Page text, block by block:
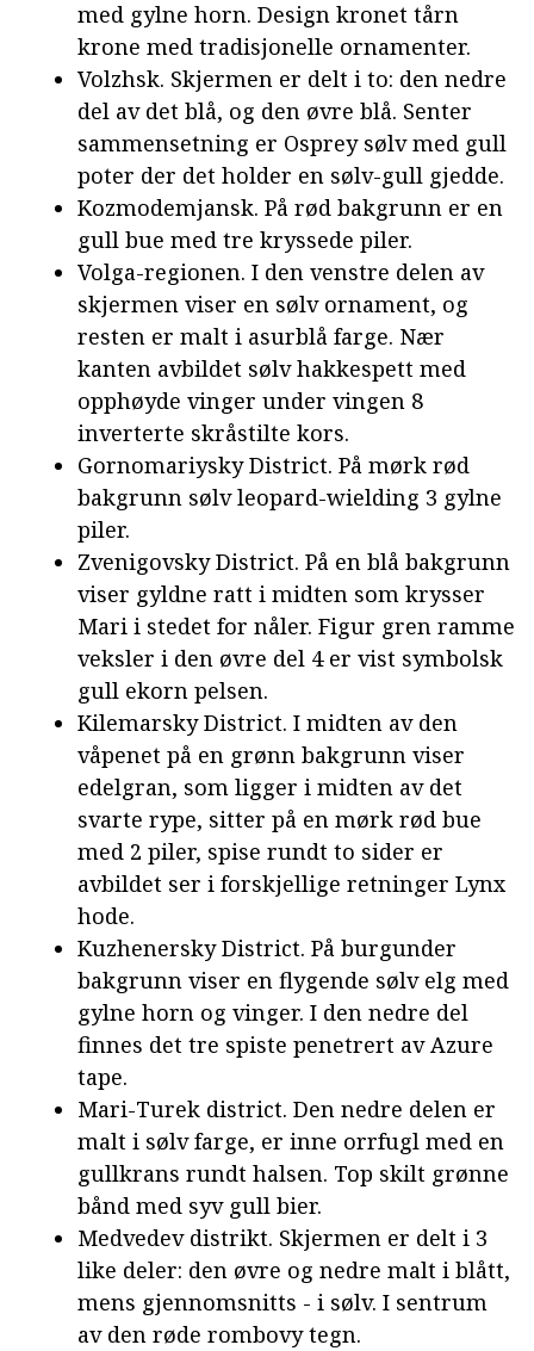
med gylne horn. Design kronet tårn
krone med tradisjonelle ornamenter.
Volzhsk. Skjermen er delt i to: den nedre
del av det blå, og den øvre blå. Senter
sammensetning er Osprey sølv med gull
poter der det holder en sølv-gull gjedde.
Kozmodemjansk. På rød bakgrunn er en
gull bue med tre kryssede piler.
Volga-regionen. I den venstre delen av
skjermen viser en sølv ornament, og
resten er malt i asurblå farge. Nær
kanten avbildet sølv hakkespett med
opphøyde vinger under vingen 8
inverterte skråstilte kors.
Gornomariysky District. På mørk rød
bakgrunn sølv leopard-wielding 3 gylne
piler.
Zvenigovsky District. På en blå bakgrunn
viser gyldne ratt i midten som krysser
Mari i stedet for nåler. Figur gren ramme
veksler i den øvre del 4 er vist symbolsk
gull ekorn pelsen.
Kilemarsky District. I midten av den
våpenet på en grønn bakgrunn viser
edelgran, som ligger i midten av det
svarte rype, sitter på en mørk rød bue
med 2 piler, spise rundt to sider er
avbildet ser i forskjellige retninger Lynx
hode.
Kuzhenersky District. På burgunder
bakgrunn viser en flygende sølv elg med
gylne horn og vinger. I den nedre del
finnes det tre spiste penetrert av Azure
tape.
Mari-Turek district. Den nedre delen er
malt i sølv farge, er inne orrfugl med en
gullkrans rundt halsen. Top skilt grønne
bånd med syv gull bier.
Medvedev distrikt. Skjermen er delt i 3
like deler: den øvre og nedre malt i blått,
mens gjennomsnitts - i sølv. I sentrum
av den røde rombovy tegn.